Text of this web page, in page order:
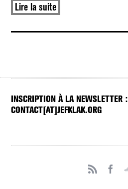
Lire la suite
INSCRIPTION À LA NEWSLETTER :
CONTACT[AT]JEFKLAK.ORG